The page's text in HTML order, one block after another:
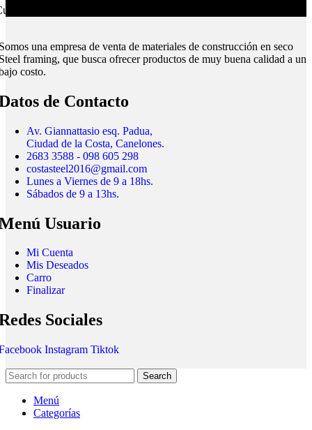
todo el país.
una empresa de venta de materiales de construcción en seco
framing, que busca ofrecer productos de muy buena calidad a un
costo.
de Contacto
Av. Giannattasio esq. Padua,
Ciudad de la Costa, Canelones.
2683 3588 - 098 605 298
costasteel2016@gmail.com
Lunes a Viernes de 9 a 18hs.
Sábados de 9 a 13hs.
Usuario
Mi Cuenta
Mis Deseados
Carro
Finalizar
Sociales
Instagram Tiktok
Search
Menú
Categorías